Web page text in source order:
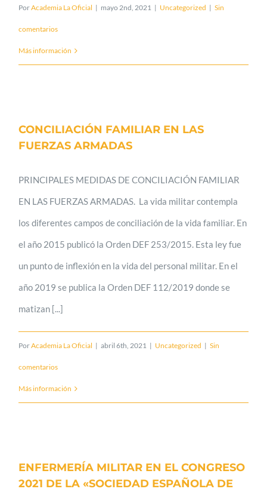
PorAcademia La Oficial | mayo 2nd, 2021 | Uncategorized | Sin
comentarios
Más información
CONCILIACIÓN FAMILIAR EN LAS
FUERZAS ARMADAS
PRINCIPALES MEDIDAS DE CONCILIACIÓN FAMILIAR
EN LAS FUERZAS ARMADAS. La vida militar contempla
los diferentes campos de conciliación de la vida familiar. En
el año 2015 publicó la Orden DEF 253/2015. Esta ley fue
un punto de inflexión en la vida del personal militar. En el
año 2019 se publica la Orden DEF 112/2019 donde se
matizan [...]
PorAcademia La Oficial | abril 6th, 2021 | Uncategorized | Sin
comentarios
Más información
ENFERMERÍA MILITAR EN EL CONGRESO
2021 DE LA «SOCIEDAD ESPAÑOLA DE